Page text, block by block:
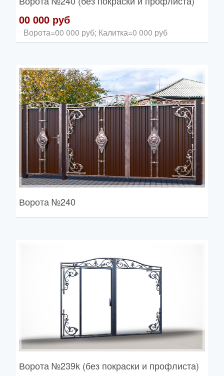
00 000 руб
Ворота=00 000 руб; Калитка=0 000 руб
Ворота№240
Ворота№239k (без покраски и профлиста)